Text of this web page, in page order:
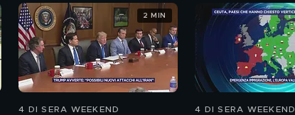
4 DI SERA WEEKEND
2 MIN
4 DI SERA WEEKEND